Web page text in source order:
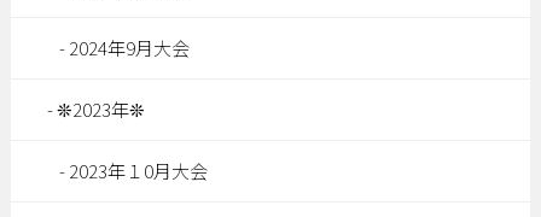
2024年9月大会
❊2023年❊
2023年１0月大会